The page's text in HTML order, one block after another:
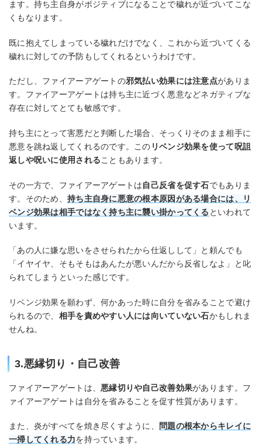
ます。持ち主自身がポジティブになることで穢れが近づいてこな
くもなります。
既に抱えてしまっている穢れだけでなく、これから近づいてくる
穢れに対しての予防もしてくれるというわけです。
ただし、ファイアーアゲートの邪気払い効果には注意点がありま
す。ファイアーアゲートは持ち主に近づく悪意などネガティブな
存在に対してとても敏感です。
持ち主にとって害悪だと判断した場合、そっくりそのまま相手に
悪意を跳ね返してくれるのです。この リベンジ効果を使って呪詛
返しや呪いに使用されることもあります。
その一方で、ファイアーアゲートは自己反省を促す石でもありま
す。そのため、 持ち主自身に悪意の根本原因がある場合には、リ
ベンジ効果は相手ではなく持ち主に襲い掛かってくる といわれて
います。
「あの人に嫌な思いをさせられたから仕返しして」と頼んでも
「イヤイヤ、そもそもはあんたが悪いんだから反省しなよ」と叱
られてしまうといった感じです。
リベンジ効果を願わず、何かあった時に自分を省みることで避け
られるので、 相手を責めやすい人には向いていない石かもしれま
せんね。
3.悪縁切り・自己改善
ファイアーアゲートは、 悪縁切りや自己改善効果があります。フ
ァイアーアゲートは自分を省みることを促す性質があります。
また、炎がすべてを焼き尽くすように、
問題の根本からキレイに
一掃してくれる力を持っています。